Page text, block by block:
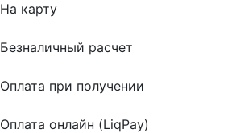
На карту
Безналичный расчет
Оплата при получении
Оплата онлайн (LiqPay)